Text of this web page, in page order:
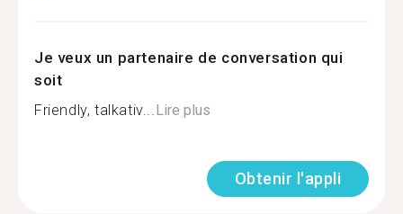
Je veux un partenaire de conversation qui
soit
Friendly, talkativ...Lire plus
Obtenir l'appli